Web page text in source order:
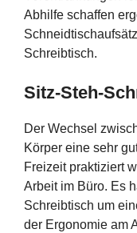
Abhilfe schaffen
Schreibtisch.
Sitz-Steh-
Der Wechsel
Körper eine sehr
Freizeit praktiziert
Arbeit im Büro. Es
Schreibtisch um
der Ergonomie am